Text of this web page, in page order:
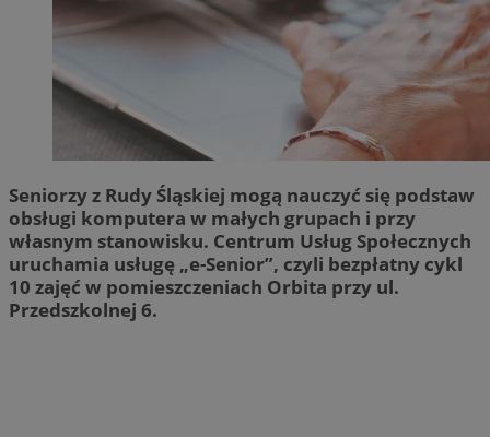
Seniorzy z Rudy Śląskiej mogą nauczyć się podstaw
obsługi komputera w małych grupach i przy
własnym stanowisku. Centrum Usług Społecznych
uruchamia usługę „e-Senior”, czyli bezpłatny cykl
10 zajęć w pomieszczeniach Orbita przy ul.
Przedszkolnej 6.